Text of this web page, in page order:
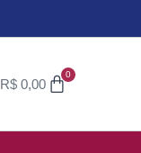
R$0,00
0